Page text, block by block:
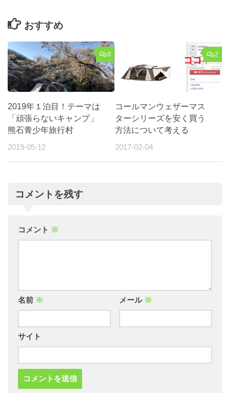
おすすめ
0
2019年１泊目！テーマは
「頑張らないキャンプ」
熊石青少年旅行村
2019-05-12
2
コールマンウェザーマス
ターシリーズを安く買う
方法について考える
2017-02-04
コメントを残す
コメント ※
名前 ※ メール ※
サイト